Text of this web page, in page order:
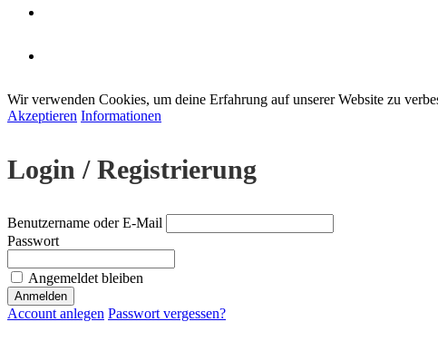
Wir verwenden Cookies, um deine Erfahrung auf unserer Website zu
Akzeptieren Informationen
Login / Registrierung
Benutzername oder E-Mail
Passwort
Angemeldet bleiben
Account anlegen Passwort vergessen?